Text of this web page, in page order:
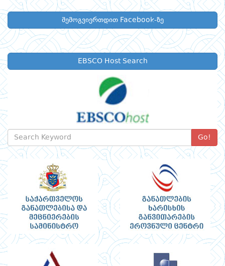
შემოგვიერთდით Facebook-ზე
EBSCO Host Search
Go!